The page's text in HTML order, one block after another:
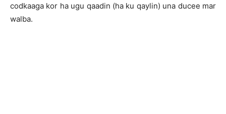
codkaaga kor ha ugu qaadin (ha ku qaylin) una ducee mar
walba.